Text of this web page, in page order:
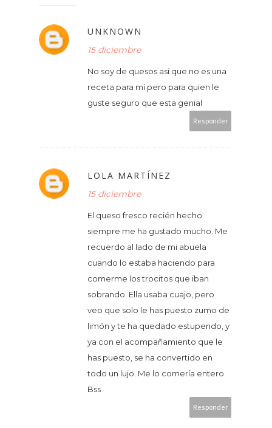
UNKNOWN
15 diciembre
No soy de quesos así que no es una
receta para mí pero para quien le
guste seguro que esta genial
Responder
LOLA MARTÍNEZ
15 diciembre
El queso fresco recién hecho
siempre me ha gustado mucho. Me
recuerdo al lado de mi abuela
cuando lo estaba haciendo para
comerme los trocitos que iban
sobrando. Ella usaba cuajo, pero
veo que solo le has puesto zumo de
limón y te ha quedado estupendo, y
ya con el acompañamiento que le
has puesto, se ha convertido en
todo un lujo. Me lo comería entero.
Bss
Responder